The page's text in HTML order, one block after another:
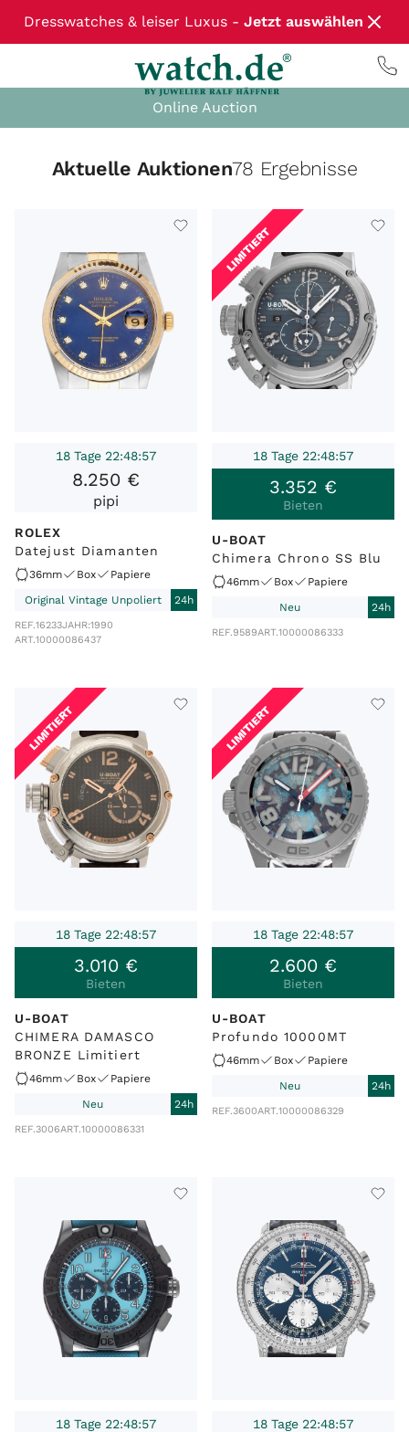
Dresswatches & leiser Luxus - Jetzt auswählen
Online Auction
Aktuelle Auktionen78 Ergebnisse
18 Tage 22:48:57
8.250 €
pipi
ROLEX
Datejust Diamanten
36mm Box
Papiere
Original Vintage Unpoliert
24h
REF.16233JAHR:1990
ART.10000086437
LIMITIERT
18 Tage 22:48:57
3.352 €
Bieten
U-BOAT
Chimera Chrono SS Blu
46mm Box
Papiere
Neu
24h
REF.9589ART.10000086333
LIMITIERT
18 Tage 22:48:57
3.010 €
Bieten
U-BOAT
CHIMERA DAMASCO
BRONZE Limitiert
46mm Box
Papiere
Neu
24h
REF.3006ART.10000086331
LIMITIERT
18 Tage 22:48:57
2.600 €
Bieten
U-BOAT
Profundo 10000MT
46mm Box
Papiere
Neu
24h
REF.3600ART.10000086329
18 Tage 22:48:57 18 Tage 22:48:57